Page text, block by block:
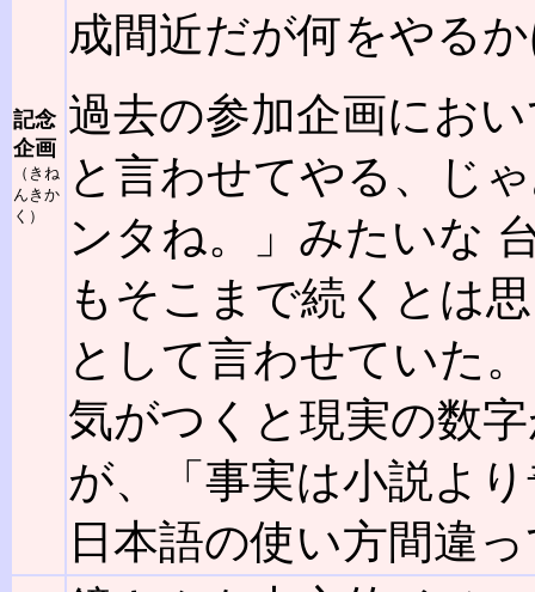
記念
企画
（きね
んきか
く）
成間近だが何をやる
過去の参加企画にお
と言わせてやる、じ
ンタね。」みたいな
もそこまで続くとは
として言わせていた。
気がつくと現実の数
が、「事実は小説よ
日本語の使い方間違